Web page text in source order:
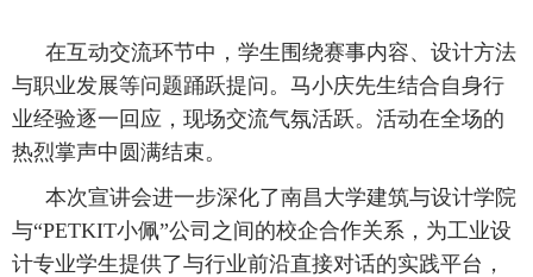
在互动交流环节中，学生围绕赛事内容、设计方法
与职业发展等问题踊跃提问。马小庆先生结合自身行
业经验逐一回应，现场交流气氛活跃。活动在全场的
热烈掌声中圆满结束。
本次宣讲会进一步深化了南昌大学建筑与设计学院
与“PETKIT小佩”公司之间的校企合作关系，为工业设
计专业学生提供了与行业前沿直接对话的实践平台，